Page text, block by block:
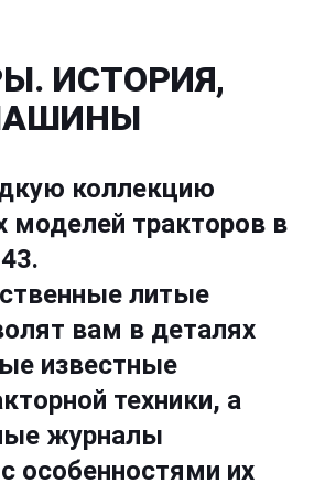
ИСТОРИЯ,
коллекцию
моделей тракторов в
литые
вам в деталях
известные
техники, а
журналы
особенностями их